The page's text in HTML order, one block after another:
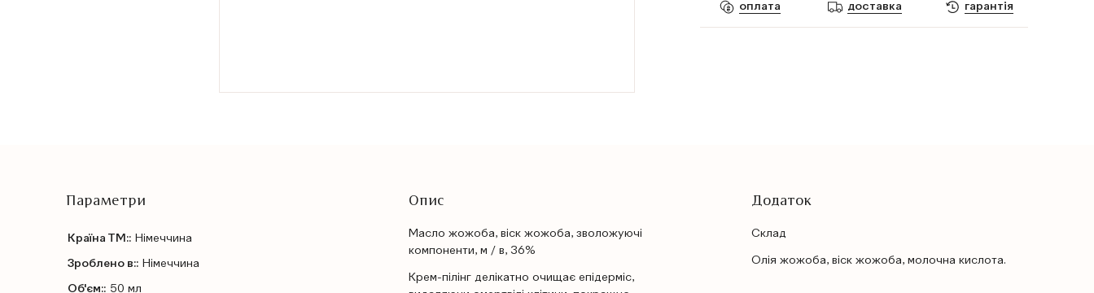
оплата доставка гарантія
Параметри
Країна ТМ:: Німеччина
Зроблено в:: Німеччина
Об'єм:: 50 мл
Опис
Масло жожоба, віск жожоба, зволожуючі
компоненти, м / в, 36%
Крем-пілінг делікатно очищає епідерміс,
Додаток
Cклад
Олія жожоба, віск жожоба, молочна кислота.